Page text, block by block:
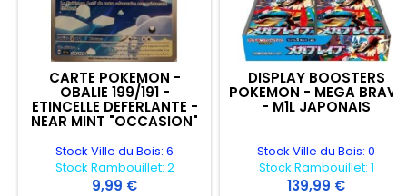
CARTE POKEMON -
OBALIE 199/191 -
ETINCELLE DEFERLANTE -
NEAR MINT "OCCASION"
Stock Ville du Bois: 6
Stock Rambouillet: 2
9,99 €
DISPLAY BOOSTERS
POKEMON - MEGA BRAVE
- M1L JAPONAIS
Stock Ville du Bois: 0
Stock Rambouillet: 1
139,99 €